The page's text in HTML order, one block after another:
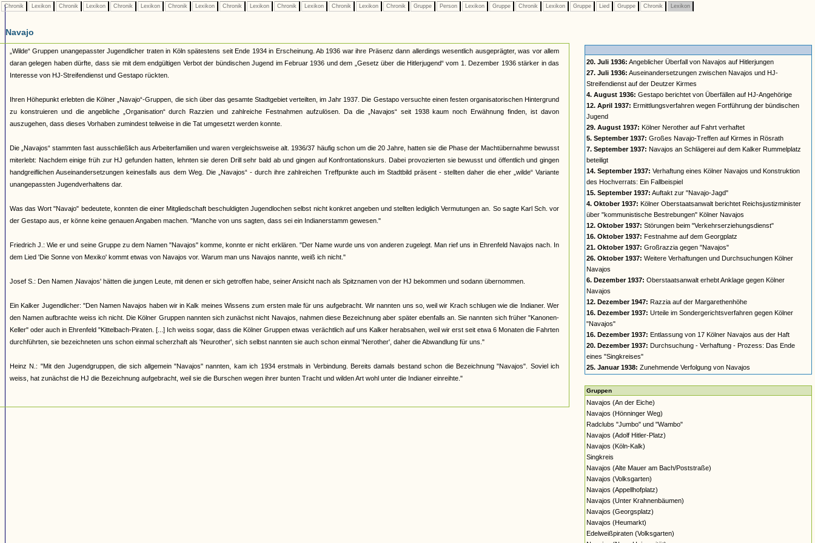
Chronik Lexikon Chronik Lexikon Chronik Lexikon Chronik Lexikon Chronik Lexikon Chronik Lexikon Chronik Lexikon Chronik Gruppe Person Lexikon Gruppe Chronik Lexikon Gruppe Lied Gruppe Chronik Lexikon
Navajo
„Wilde“ Gruppen unangepasster Jugendlicher traten in Köln spätestens seit Ende 1934 in Erscheinung. Ab 1936 war ihre Präsenz dann allerdings wesentlich ausgeprägter, was vor allem
daran gelegen haben dürfte, dass sie mit dem endgültigen Verbot der bündischen Jugend im Februar 1936 und dem „Gesetz über die Hitlerjugend“ vom 1. Dezember 1936 stärker in das
Interesse von HJ-Streifendienst und Gestapo rückten.
Ihren Höhepunkt erlebten die Kölner „Navajo“-Gruppen, die sich über das gesamte Stadtgebiet verteilten, im Jahr 1937. Die Gestapo versuchte einen festen organisatorischen Hintergrund
zu konstruieren und die angebliche „Organisation“ durch Razzien und zahlreiche Festnahmen aufzulösen. Da die „Navajos“ seit 1938 kaum noch Erwähnung finden, ist davon
auszugehen, dass dieses Vorhaben zumindest teilweise in die Tat umgesetzt werden konnte.
Die „Navajos“ stammten fast ausschließlich aus Arbeiterfamilien und waren vergleichsweise alt. 1936/37 häufig schon um die 20 Jahre, hatten sie die Phase der Machtübernahme bewusst
miterlebt: Nachdem einige früh zur HJ gefunden hatten, lehnten sie deren Drill sehr bald ab und gingen auf Konfrontationskurs. Dabei provozierten sie bewusst und öffentlich und gingen
handgreiflichen Auseinandersetzungen keinesfalls aus dem Weg. Die „Navajos“ - durch ihre zahlreichen Treffpunkte auch im Stadtbild präsent - stellten daher die eher „wilde“ Variante
unangepassten Jugendverhaltens dar.
Was das Wort "Navajo" bedeutete, konnten die einer Mitgliedschaft beschuldigten Jugendlochen selbst nicht konkret angeben und stellten lediglich Vermutungen an. So sagte Karl Sch. vor
der Gestapo aus, er könne keine genauen Angaben machen. "Manche von uns sagten, dass sei ein Indianerstamm gewesen."
Friedrich J.: Wie er und seine Gruppe zu dem Namen "Navajos" komme, konnte er nicht erklären. "Der Name wurde uns von anderen zugelegt. Man rief uns in Ehrenfeld Navajos nach. In
dem Lied 'Die Sonne von Mexiko' kommt etwas von Navajos vor. Warum man uns Navajos nannte, weiß ich nicht."
Josef S.: Den Namen ‚Navajos' hätten die jungen Leute, mit denen er sich getroffen habe, seiner Ansicht nach als Spitznamen von der HJ bekommen und sodann übernommen.
Ein Kalker Jugendlicher: "Den Namen Navajos haben wir in Kalk meines Wissens zum ersten male für uns aufgebracht. Wir nannten uns so, weil wir Krach schlugen wie die Indianer. Wer
den Namen aufbrachte weiss ich nicht. Die Kölner Gruppen nannten sich zunächst nicht Navajos, nahmen diese Bezeichnung aber später ebenfalls an. Sie nannten sich früher "Kanonen-
Keller" oder auch in Ehrenfeld "Kittelbach-Piraten. [...] Ich weiss sogar, dass die Kölner Gruppen etwas verächtlich auf uns Kalker herabsahen, weil wir erst seit etwa 6 Monaten die Fahrten
durchführten, sie bezeichneten uns schon einmal scherzhaft als 'Neurother', sich selbst nannten sie auch schon einmal 'Nerother', daher die Abwandlung für uns."
Heinz N.: "Mit den Jugendgruppen, die sich allgemein "Navajos" nannten, kam ich 1934 erstmals in Verbindung. Bereits damals bestand schon die Bezeichnung "Navajos". Soviel ich
weiss, hat zunächst die HJ die Bezeichnung aufgebracht, weil sie die Burschen wegen ihrer bunten Tracht und wilden Art wohl unter die Indianer einreihte."
20. Juli 1936: Angeblicher Überfall von Navajos auf Hitlerjungen
27. Juli 1936: Auseinandersetzungen zwischen Navajos und HJ-
Streifendienst auf der Deutzer Kirmes
4. August 1936: Gestapo berichtet von Überfällen auf HJ-Angehörige
12. April 1937: Ermittlungsverfahren wegen Fortführung der bündischen
Jugend
29. August 1937: Kölner Nerother auf Fahrt verhaftet
5. September 1937: Großes Navajo-Treffen auf Kirmes in Rösrath
7. September 1937: Navajos an Schlägerei auf dem Kalker Rummelplatz
beteiligt
14. September 1937: Verhaftung eines Kölner Navajos und Konstruktion
des Hochverrats: Ein Fallbeispiel
15. September 1937: Auftakt zur "Navajo-Jagd"
4. Oktober 1937: Kölner Oberstaatsanwalt berichtet Reichsjustizminister
über "kommunistische Bestrebungen" Kölner Navajos
12. Oktober 1937: Störungen beim "Verkehrserziehungsdienst"
16. Oktober 1937: Festnahme auf dem Georgplatz
21. Oktober 1937: Großrazzia gegen "Navajos"
26. Oktober 1937: Weitere Verhaftungen und Durchsuchungen Kölner
Navajos
6. Dezember 1937: Oberstaatsanwalt erhebt Anklage gegen Kölner
Navajos
12. Dezember 1947: Razzia auf der Margarethenhöhe
16. Dezember 1937: Urteile im Sondergerichtsverfahren gegen Kölner
"Navajos"
16. Dezember 1937: Entlassung von 17 Kölner Navajos aus der Haft
20. Dezember 1937: Durchsuchung - Verhaftung - Prozess: Das Ende
eines "Singkreises"
25. Januar 1938: Zunehmende Verfolgung von Navajos
Gruppen
Navajos (An der Eiche)
Navajos (Hönninger Weg)
Radclubs "Jumbo" und "Wambo"
Navajos (Adolf Hitler-Platz)
Navajos (Köln-Kalk)
Singkreis
Navajos (Alte Mauer am Bach/Poststraße)
Navajos (Volksgarten)
Navajos (Appellhofplatz)
Navajos (Unter Krahnenbäumen)
Navajos (Georgsplatz)
Navajos (Heumarkt)
Edelweißpiraten (Volksgarten)